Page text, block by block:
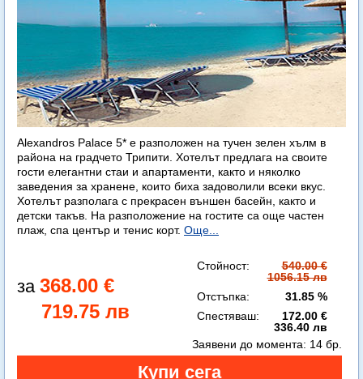
Alexandros Palace 5* e разположен на тучен зелен хълм в
района на градчето Трипити. Хотелът предлага на своите
гости елегантни стаи и апартаменти, както и няколко
заведения за хранене, които биха задоволили всеки вкус.
Хотелът разполага с прекрасен външен басейн, както и
детски такъв. На разположение на гостите са още частен
плаж, спа център и тенис корт. Още...
368.00 €
719.75 лв
Стойност:
540.00 €
1056.15 лв
Отстъпка:
31.85 %
Спестяваш:
172.00 €
336.40 лв
Заявени до момента: 14 бр.